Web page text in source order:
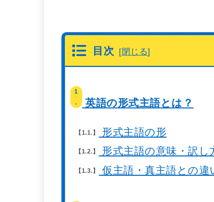
目次 [閉じる]
1
.
英語の形式主語とは？
1.1. 形式主語の形
1.2. 形式主語の意味・訳し
1.3. 仮主語・真主語との違